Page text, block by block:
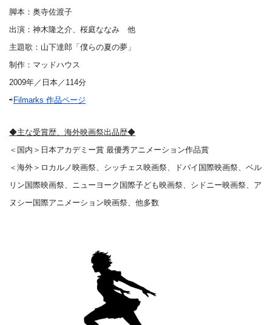
脚本：奥寺佐渡子
出演：神木隆之介、桜庭ななみ 他
主題歌：山下達郎「僕らの夏の夢」
制作：マッドハウス
2009年／日本／114分
⇨ Filmarks 作品ページ
◆主な受賞歴、海外映画祭出品歴◆
＜国内＞日本アカデミー賞 最優秀アニメーション作品賞
＜海外＞ロカルノ映画祭、シッチェス映画祭、ドバイ国際映画祭、ベル
リン国際映画祭、ニューヨーク国際子ども映画祭、シドニー映画祭、ア
ヌシー国際アニメーション映画祭、他多数